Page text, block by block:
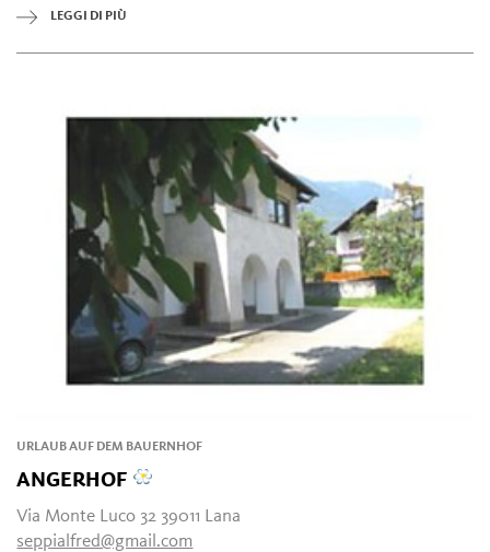
LEGGI DI PIÙ
URLAUB AUF DEM BAUERNHOF
ANGERHOF
Via Monte Luco 32 39011 Lana
seppialfred@gmail.com